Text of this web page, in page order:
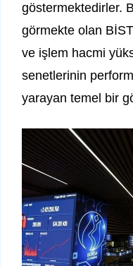
göstermektedirler.
görmekte olan
ve işlem hacmi
senetlerinin
yarayan temel bir